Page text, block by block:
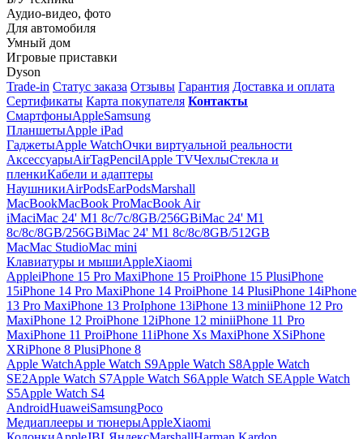
Аудио-видео, фото
Для автомобиля
Умный дом
Игровые приставки
Dyson
Trade-in Статус заказа Отзывы Гарантия Доставка и оплата
Сертификаты Карта покупателя Контакты
СмартфоныAppleSamsung
ПланшетыApple iPad
ГаджетыApple WatchОчки виртуальной реальности
АксессуарыAirTagPencilApple TVЧехлыСтекла и
пленкиКабели и адаптеры
НаушникиAirPodsEarPodsMarshall
MacBookMacBook ProMacBook Air
iMaciMac 24' M1 8c/7c/8GB/256GBiMac 24' M1
8c/8c/8GB/256GBiMac 24' M1 8c/8c/8GB/512GB
MacMac StudioMac mini
Клавиатуры и мышиAppleXiaomi
AppleiPhone 15 Pro MaxiPhone 15 ProiPhone 15 PlusiPhone
15iPhone 14 Pro MaxiPhone 14 ProiPhone 14 PlusiPhone 14iPhone
13 Pro MaxiPhone 13 ProIphone 13iPhone 13 miniiPhone 12 Pro
MaxiPhone 12 ProiPhone 12iPhone 12 miniiPhone 11 Pro
MaxiPhone 11 ProiPhone 11iPhone Xs MaxiPhone XSiPhone
XRiPhone 8 PlusiPhone 8
Apple WatchApple Watch S9Apple Watch S8Apple Watch
SE2Apple Watch S7Apple Watch S6Apple Watch SEApple Watch
S5Apple Watch S4
AndroidHuaweiSamsungPoco
Медиаплееры и тюнерыAppleXiaomi